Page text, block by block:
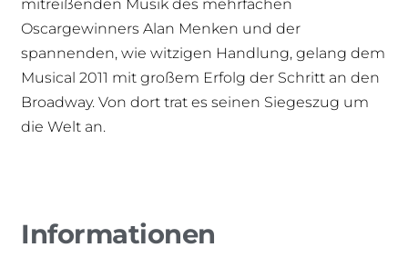
mitreißenden Musik des mehrfachen
Oscargewinners Alan Menken und der
spannenden, wie witzigen Handlung, gelang dem
Musical 2011 mit großem Erfolg der Schritt an den
Broadway. Von dort trat es seinen Siegeszug um
die Welt an.
Informationen